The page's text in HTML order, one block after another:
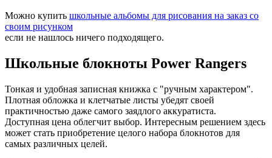
Можно купить школьные альбомы для рисования на заказ со
своим рисунком
если не нашлось ничего подходящего.
Школьные блокноты Power Rangers
Тонкая и удобная записная книжка с "ручным характером".
Плотная обложка и клетчатые листы убедят своей
практичностью даже самого заядлого аккуратиста.
Доступная цена облегчит выбор. Интересным решением здесь
может стать приобретение целого набора блокнотов для
самых различных целей.